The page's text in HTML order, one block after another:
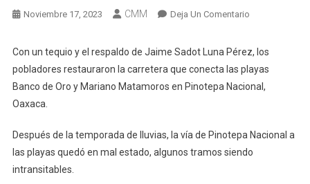
Noviembre 17, 2023 CMM Deja Un ComentarioEn
Apoyo
Municipal,
A
Las
Con un tequio y el respaldo de Jaime Sadot Luna Pérez, los
pobladores restauraron la carretera que conecta las playas
Banco de Oro y Mariano Matamoros en Pinotepa Nacional,
Oaxaca.
Después de la temporada de lluvias, la vía de Pinotepa Nacional a
las playas quedó en mal estado, algunos tramos siendo
intransitables.